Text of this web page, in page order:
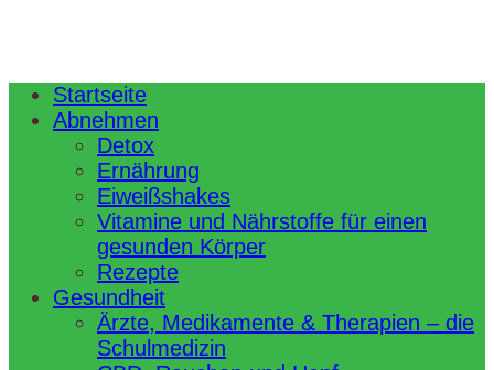
Startseite
Abnehmen
Detox
Ernährung
Eiweißshakes
Vitamine und Nährstoffe für einen
gesunden Körper
Rezepte
Gesundheit
Ärzte, Medikamente & Therapien – die
Schulmedizin